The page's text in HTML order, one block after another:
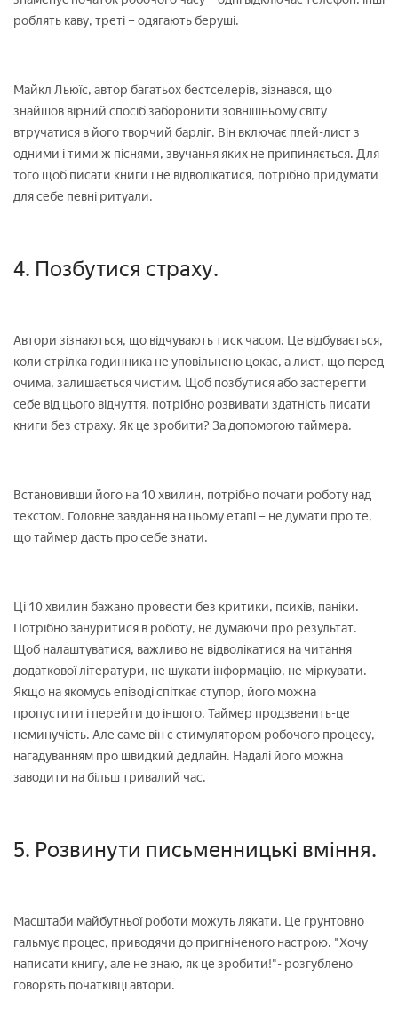
роблять каву, треті – одягають беруші.
Майкл Льюїс, автор багатьох бестселерів, зізнався, що
знайшов вірний спосіб заборонити зовнішньому світу
втручатися в його творчий барліг. Він включає плей-лист з
одними і тими ж піснями, звучання яких не припиняється. Для
того щоб писати книги і не відволікатися, потрібно придумати
для себе певні ритуали.
4. Позбутися страху.
Автори зізнаються, що відчувають тиск часом. Це відбувається,
коли стрілка годинника не уповільнено цокає, а лист, що перед
очима, залишається чистим. Щоб позбутися або застерегти
себе від цього відчуття, потрібно розвивати здатність писати
книги без страху. Як це зробити? За допомогою таймера.
Встановивши його на 10 хвилин, потрібно почати роботу над
текстом. Головне завдання на цьому етапі – не думати про те,
що таймер дасть про себе знати.
Ці 10 хвилин бажано провести без критики, психів, паніки.
Потрібно зануритися в роботу, не думаючи про результат.
Щоб налаштуватися, важливо не відволікатися на читання
додаткової літератури, не шукати інформацію, не міркувати.
Якщо на якомусь епізоді спіткає ступор, його можна
пропустити і перейти до іншого. Таймер продзвенить-це
неминучість. Але саме він є стимулятором робочого процесу,
нагадуванням про швидкий дедлайн. Надалі його можна
заводити на більш тривалий час.
5. Розвинути письменницькі вміння.
Масштаби майбутньої роботи можуть лякати. Це грунтовно
гальмує процес, приводячи до пригніченого настрою. "Хочу
написати книгу, але не знаю, як це зробити!"- розгублено
говорять початківці автори.